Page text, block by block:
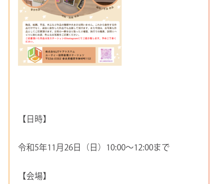
【日時】
令和5年11月26日（日）10:00～12:00まで
【会場】